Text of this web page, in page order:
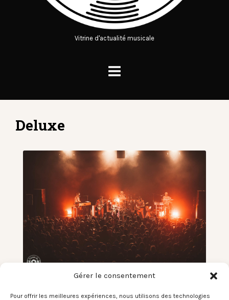
Gérer le consentement
Pour offrir les meilleures expériences, nous utilisons des technologies
Vitrine d'actualité musicale
Deluxe
Deluxe – Le Tube, Seignosse –